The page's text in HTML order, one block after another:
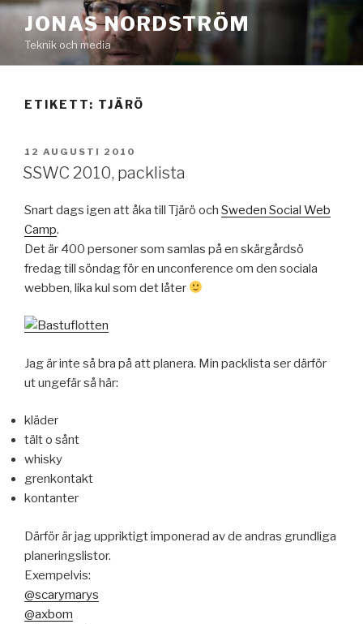
Hoppa
innehåll
JONAS NORDSTRÖM
Teknik och media
ETIKETT: TJÄRÖ
PUBLICERAT
12 AUGUSTI 2010
SSWC 2010, packlista
Snart dags igen att åka till Tjärö och Sweden Social Web
Camp.
Det är 400 personer som samlas på en skärgårdsö
fredag till söndag för en unconference om den sociala
webben, lika kul som det låter
Jag är inte så bra på att planera. Min packlista ser därför
ut ungefär så här:
kläder
tält o sånt
whisky
grenkontakt
kontanter
Därför är jag uppriktigt imponerad av de andras grundliga
planeringslistor.
Exempelvis:
@scarymarys
@axbom